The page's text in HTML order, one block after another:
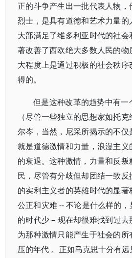
正的斗争产生出一批代表人物
烈士，是具有道德和艺术力量
大部满足了维多利亚时代的社会
著改善了西欧绝大多数人民的
大程度上是通过积极的社会秩序
得的。
但是这种改革的趋势中有
（尽管一些独立的思想家如托
尔岑，当然，尼采所揭示的不
就是道德激情和力量，浪漫主
的衰退。这种激情，力量和反叛
民，尽管有分歧但却团结一致
的实利主义者的英雄时代的显
公正和灾难 -- 不论是什么样的
的时代少 – 现在却很难找到过
为那种激情只能产生于社会的
压的年代 。正如马克思十分有